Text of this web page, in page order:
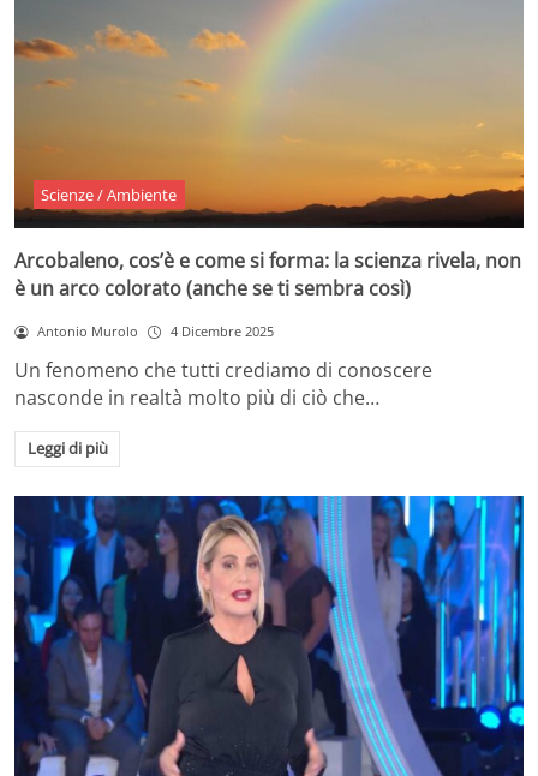
Scienze / Ambiente
Arcobaleno, cos’è e come si forma: la scienza rivela, non
è un arco colorato (anche se ti sembra così)
Antonio Murolo 4 Dicembre 2025
Un fenomeno che tutti crediamo di conoscere
nasconde in realtà molto più di ciò che…
Leggi di più